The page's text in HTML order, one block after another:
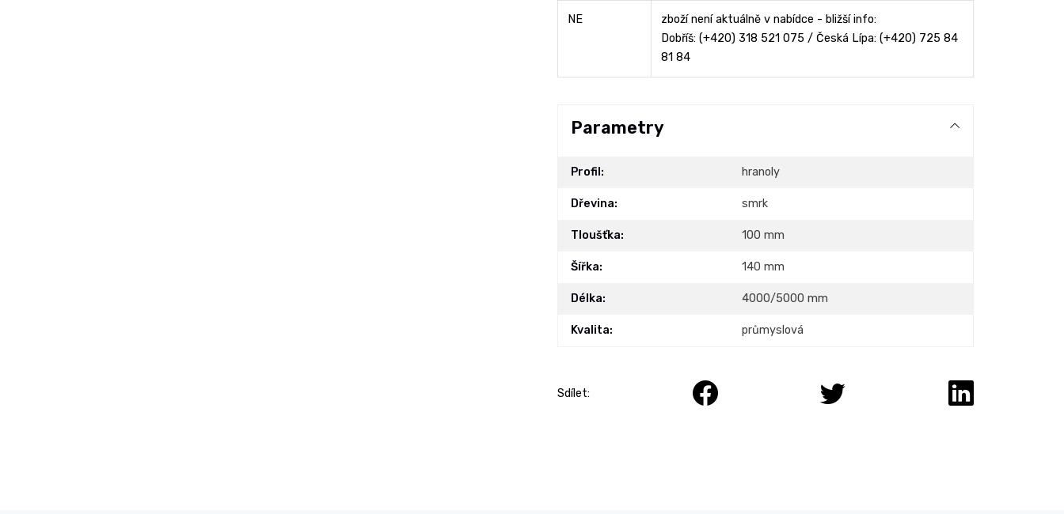
NE
zboží není aktuálně v nabídce - bližší info:
Dobříš: (+420) 318 521 075 / Česká Lípa: (+420) 725 84
81 84
Parametry
Profil: hranoly
Dřevina: smrk
Tloušťka: 100 mm
Šířka: 140 mm
Délka: 4000/5000 mm
Kvalita: průmyslová
Sdílet: